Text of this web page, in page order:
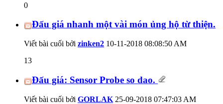
0
Đấu giá nhanh một vài món ủng hộ từ thiện.
Viết bài cuối bởi zinken2 10-11-2018 08:08:50 AM
13
Đấu giá: Sensor Probe so dao.
Viết bài cuối bởi GORLAK 25-09-2018 07:47:03 AM